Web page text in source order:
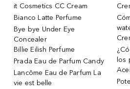
it Cosmetics CC Cream
Bianco Latte Perfume
Bye bye Under Eye
Concealer
Billie Eilish Perfume
Prada Eau de Parfum Candy
Lancôme Eau de Parfum La
vie est belle
los